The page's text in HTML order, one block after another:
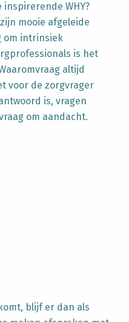
WHY?
mooie afgeleide
om intrinsiek
is het
altijd
voor de zorgvrager
is, vragen
om aandacht.
blijf er dan als